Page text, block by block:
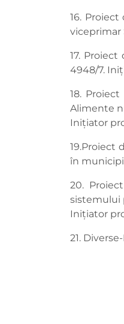
16.
viceprimar
17.
4948/7.
18.
Alimente
Inițiator
19.Proiect
în
20.
sistemului
Inițiator
21.